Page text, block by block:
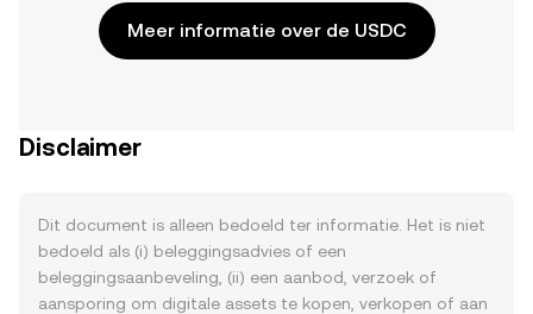
Meer informatie over de USDC
Disclaimer
Dit document is alleen bedoeld ter informatie. Het is niet
bedoeld als (i) beleggingsadvies of een
beleggingsaanbeveling, (ii) een aanbod, verzoek of
aansporing om digitale assets te kopen, verkopen of aan